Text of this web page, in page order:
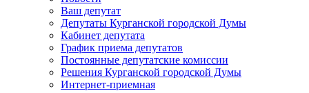
Ваш депутат
Депутаты Курганской городской Думы
Кабинет депутата
График приема депутатов
Постоянные депутатские комиссии
Решения Курганской городской Думы
Интернет-приемная